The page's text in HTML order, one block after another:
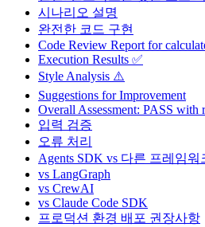
시나리오 설명
완전한 코드 구현
Code Review Report for
Execution Results ✅
Style Analysis ⚠️
Suggestions for Improvement
Overall Assessment: PASS with
입력 검증
오류 처리
Agents SDK vs 다른 프레임워
vs LangGraph
vs CrewAI
vs Claude Code SDK
프로덕션 환경 배포 권장사항